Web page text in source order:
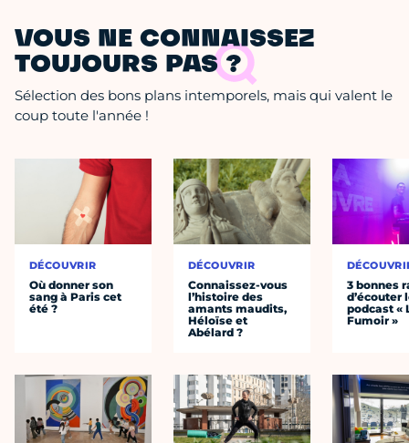
VOUS NE CONNAISSEZ
TOUJOURS PAS ?
Sélection des bons plans intemporels, mais qui valent le
coup toute l'année !
DÉCOUVRIR
Où donner son
sang à Paris cet
été ?
DÉCOUVRIR
Connaissez-vous
l’histoire des
amants maudits,
Héloïse et
Abélard ?
3 bonnes
d’écouter
podcast «
Fumoir »